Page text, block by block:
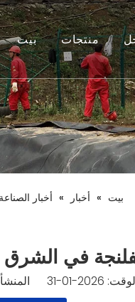
بيت منتجات
بيت » أخبار » أخبار الصناعة
في الشرق
المنشأ: